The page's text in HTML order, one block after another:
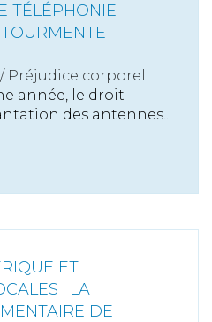
TÉLÉPHONIE
/ Préjudice corporel
année, le droit
des antennes...
ET
: LA
DE